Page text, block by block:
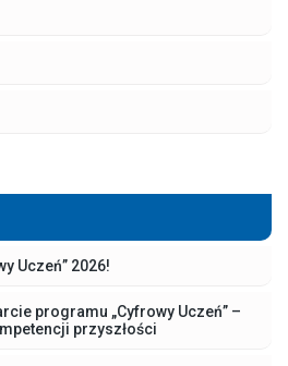
Uczeń” 2026!
programu „Cyfrowy Uczeń” –
przyszłości